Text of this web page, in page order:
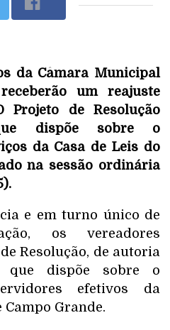
da Câmara Municipal
um reajuste
Projeto de Resolução
dispõe sobre o
da Casa de Leis do
na sessão ordinária
e em turno único de
os vereadores
Resolução, de autoria
que dispõe sobre o
efetivos da
Grande.